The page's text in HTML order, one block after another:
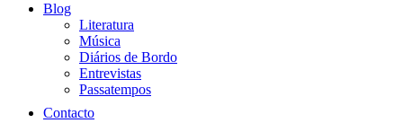
Blog
Literatura
Música
Diários de Bordo
Entrevistas
Passatempos
Contacto